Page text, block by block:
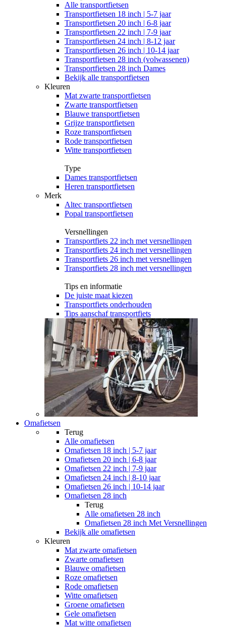
Alle transportfietsen
Transportfietsen 18 inch | 5-7 jaar
Transportfietsen 20 inch | 6-8 jaar
Transportfietsen 22 inch | 7-9 jaar
Transportfietsen 24 inch | 8-12 jaar
Transportfietsen 26 inch | 10-14 jaar
Transportfietsen 28 inch (volwassenen)
Transportfietsen 28 inch Dames
Bekijk alle transportfietsen
Kleuren
Mat zwarte transportfietsen
Zwarte transportfietsen
Blauwe transportfietsen
Grijze transportfietsen
Roze transportfietsen
Rode transportfietsen
Witte transportfietsen
Type
Dames transportfietsen
Heren transportfietsen
Merk
Altec transportfietsen
Popal transportfietsen
Versnellingen
Transportfiets 22 inch met versnellingen
Transportfiets 24 inch met versnellingen
Transportfiets 26 inch met versnellingen
Transportfiets 28 inch met versnellingen
Tips en informatie
De juiste maat kiezen
Transportfiets onderhouden
Tips aanschaf transportfiets
Omafietsen
Terug
Alle omafietsen
Omafietsen 18 inch | 5-7 jaar
Omafietsen 20 inch | 6-8 jaar
Omafietsen 22 inch | 7-9 jaar
Omafietsen 24 inch | 8-10 jaar
Omafietsen 26 inch | 10-14 jaar
Omafietsen 28 inch
Terug
Alle omafietsen 28 inch
Omafietsen 28 inch Met Versnellingen
Bekijk alle omafietsen
Kleuren
Mat zwarte omafietsen
Zwarte omafietsen
Blauwe omafietsen
Roze omafietsen
Rode omafietsen
Witte omafietsen
Groene omafietsen
Gele omafietsen
Mat witte omafietsen